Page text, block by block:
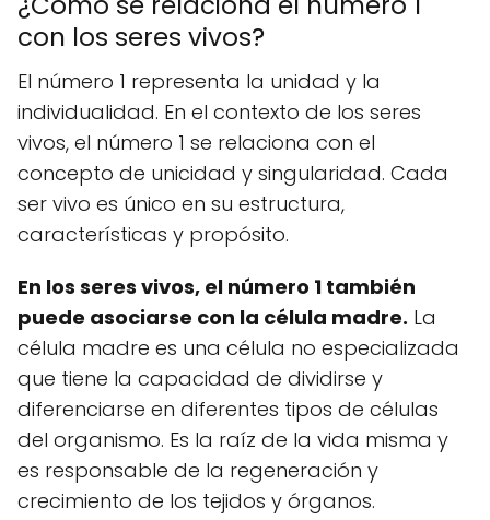
con los seres vivos?
El número 1 representa la unidad y la
individualidad. En el contexto de los seres
vivos, el número 1 se relaciona con el
concepto de unicidad y singularidad. Cada
ser vivo es único en su estructura,
características y propósito.
En los seres vivos, el número 1 también
puede asociarse con la célula madre. La
célula madre es una célula no especializada
que tiene la capacidad de dividirse y
diferenciarse en diferentes tipos de células
del organismo. Es la raíz de la vida misma y
es responsable de la regeneración y
crecimiento de los tejidos y órganos.